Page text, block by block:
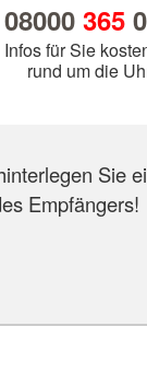
08000 365
Infos für Sie
rund um die
Sie
Empfängers!